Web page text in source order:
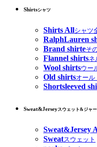
Shirtsシャツ
Shirts Allシャツ
RalphLauren
Brand shirteそ
Flannel shirtsネ
Wool shirtsウー
Old shirtsオール
Shortsleeved
Sweat&Jerseyスウェット&ジャ
Sweat&Jersey
Sweatスウェット